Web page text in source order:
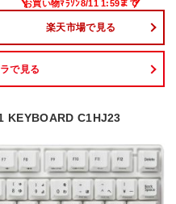
楽天市場で見る
で見る
KEYBOARD C1HJ23